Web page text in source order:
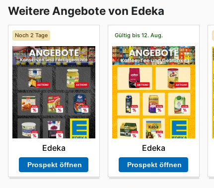
Weitere Angebote von Edeka
Noch 2 Tage
Edeka
Prospekt öffnen
Gültig bis 12. Aug.
Edeka
Prospekt öffnen